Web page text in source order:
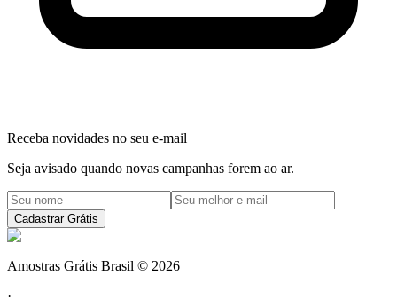
Receba novidades no seu e-mail
Seja avisado quando novas campanhas forem ao ar.
Cadastrar Grátis
Amostras Grátis Brasil © 2026
·